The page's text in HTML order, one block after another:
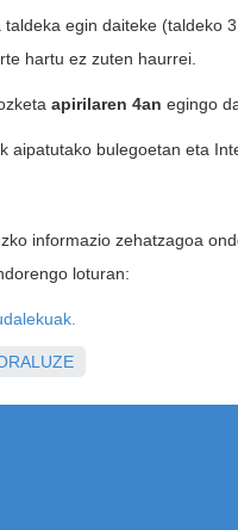
taldeka egin daiteke (taldeko
hartu ez zuten haurrei.
apirilaren 4an egingo
aipatutako bulegoetan eta
informazio zehatzagoa
loturan: